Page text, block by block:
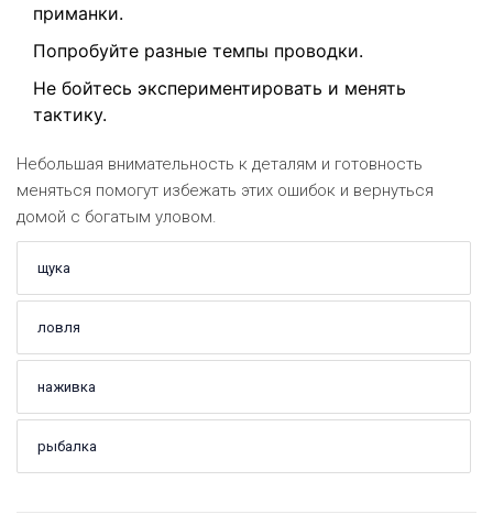
приманки.
Попробуйте разные темпы проводки.
Не бойтесь экспериментировать и менять
тактику.
Небольшая внимательность к деталям и готовность
меняться помогут избежать этих ошибок и вернуться
домой с богатым уловом.
щука
ловля
наживка
рыбалка